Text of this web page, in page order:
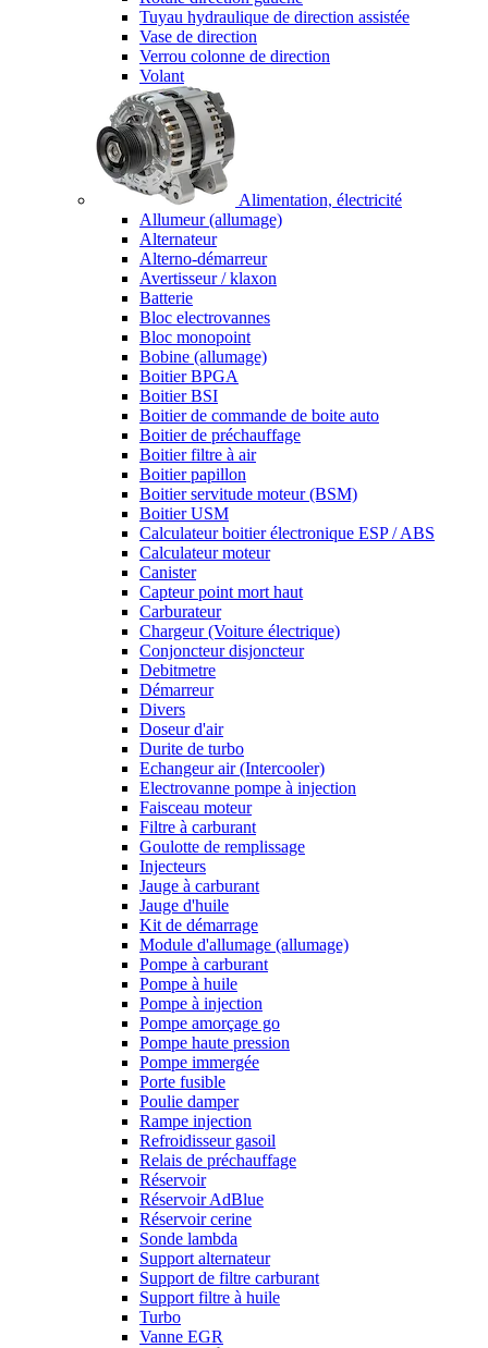
Tuyau hydraulique de direction assistée
Vase de direction
Verrou colonne de direction
Volant
Alimentation, électricité
Allumeur (allumage)
Alternateur
Alterno-démarreur
Avertisseur / klaxon
Batterie
Bloc electrovannes
Bloc monopoint
Bobine (allumage)
Boitier BPGA
Boitier BSI
Boitier de commande de boite auto
Boitier de préchauffage
Boitier filtre à air
Boitier papillon
Boitier servitude moteur (BSM)
Boitier USM
Calculateur boitier électronique ESP / ABS
Calculateur moteur
Canister
Capteur point mort haut
Carburateur
Chargeur (Voiture électrique)
Conjoncteur disjoncteur
Debitmetre
Démarreur
Divers
Doseur d'air
Durite de turbo
Echangeur air (Intercooler)
Electrovanne pompe à injection
Faisceau moteur
Filtre à carburant
Goulotte de remplissage
Injecteurs
Jauge à carburant
Jauge d'huile
Kit de démarrage
Module d'allumage (allumage)
Pompe à carburant
Pompe à huile
Pompe à injection
Pompe amorçage go
Pompe haute pression
Pompe immergée
Porte fusible
Poulie damper
Rampe injection
Refroidisseur gasoil
Relais de préchauffage
Réservoir
Réservoir AdBlue
Réservoir cerine
Sonde lambda
Support alternateur
Support de filtre carburant
Support filtre à huile
Turbo
Vanne EGR